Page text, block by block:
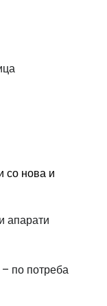
со нова и
апарати
– по потреба